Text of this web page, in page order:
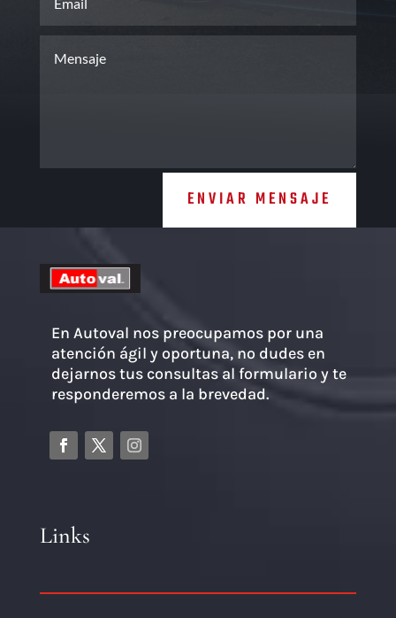
ENVIAR MENSAJE
En Autoval nos preocupamos por una
atención ágil y oportuna, no dudes en
dejarnos tus consultas al formulario y te
responderemos a la brevedad.
Links